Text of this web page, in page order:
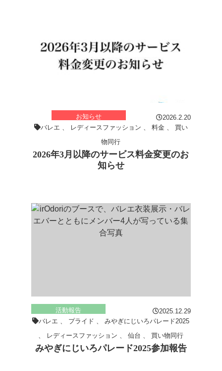
お知らせ
2026.2.20
バレエ
レディースファッション 料金、 買い
物同行
2026年3月以降のサービス料金変更のお
知らせ
活動報告
2025.12.29
バレエ
プライド 、みやぎにじいろパレード2025
レディースファッション 、仙台 買い物同行
みやぎにじいろパレード2025参加報告